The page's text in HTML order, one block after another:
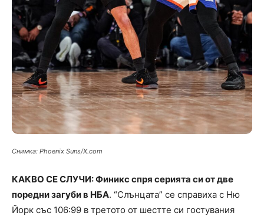
Снимка: Phoenix Suns/X.com
КАКВО СЕ СЛУЧИ: Финикс спря серията си от две
поредни загуби в НБА. “Слънцата” се справиха с Ню
Йорк със 106:99 в третото от шестте си гостувания